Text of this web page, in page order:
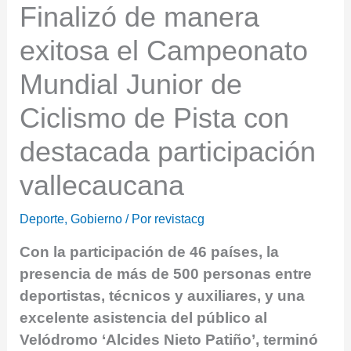
Finalizó de manera
exitosa el Campeonato
Mundial Junior de
Ciclismo de Pista con
destacada participación
vallecaucana
Deporte,Gobierno / Por revistacg
Con la participación de 46 países, la
presencia de más de 500 personas entre
deportistas, técnicos y auxiliares, y una
excelente asistencia del público al
Velódromo ‘Alcides Nieto Patiño’, terminó